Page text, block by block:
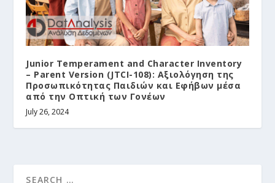
Junior Temperament and Character Inventory
– Parent Version (JTCI-108): Αξιολόγηση της
Προσωπικότητας Παιδιών και Εφήβων μέσα
από την Οπτική των Γονέων
July 26, 2024